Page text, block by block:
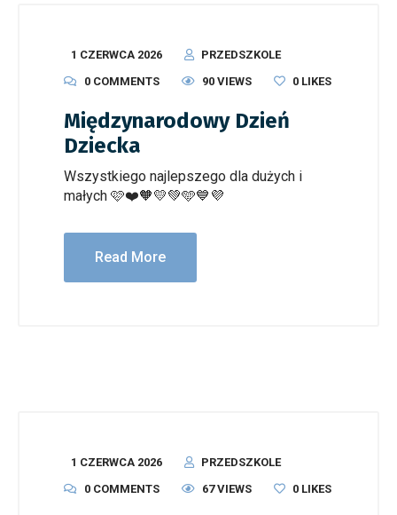
1 CZERWCA 2026
PRZEDSZKOLE
0 COMMENTS
90 VIEWS 0 LIKES
Międzynarodowy Dzień
Dziecka
Wszystkiego najlepszego dla dużych i
małych 🩷❤️🧡💛💚🩵💙💜
Read More
1 CZERWCA 2026
PRZEDSZKOLE
0 COMMENTS
67 VIEWS 0 LIKES